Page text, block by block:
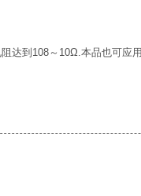
达到108～10Ω.本品也可应